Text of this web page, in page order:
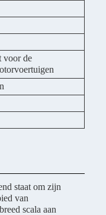
voor de
staat om zijn
van
scala aan